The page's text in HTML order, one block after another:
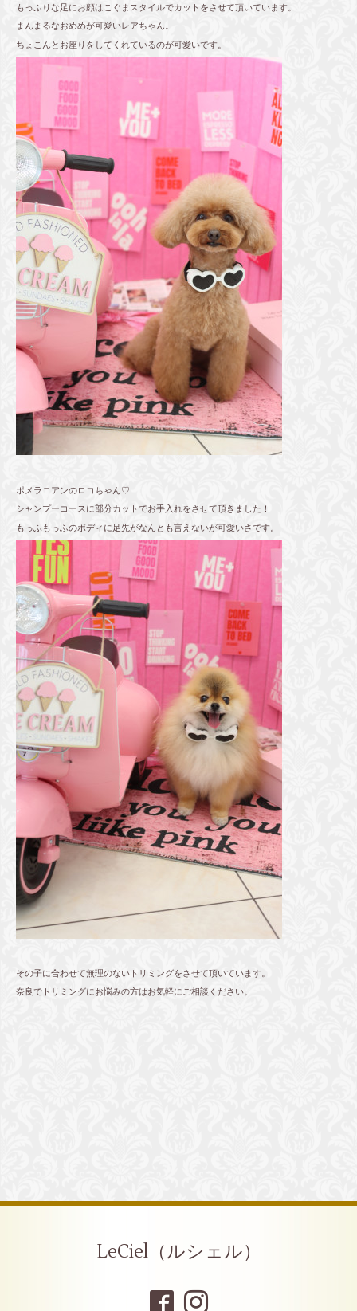
もっふりな足にお顔はこぐまスタイルでカットをさせて頂いています。
まんまるなおめめが可愛いレアちゃん。
ちょこんとお座りをしてくれているのが可愛いです。
ポメラニアンのロコちゃん♡
シャンプーコースに部分カットでお手入れをさせて頂きました！
もっふもっふのボディに足先がなんとも言えないが可愛いさです。
その子に合わせて無理のないトリミングをさせて頂いています。
奈良でトリミングにお悩みの方はお気軽にご相談ください。
LeCiel（ルシェル）